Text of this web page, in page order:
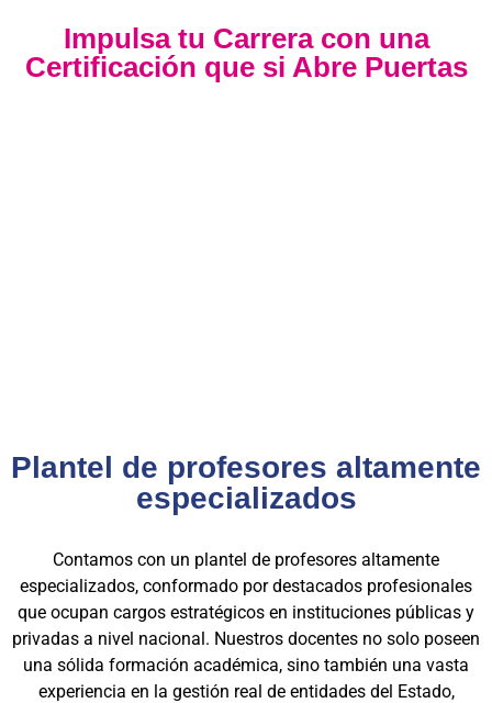
Impulsa tu Carrera con una
Certificación que si Abre Puertas
Plantel de profesores altamente
especializados
Contamos con un plantel de profesores altamente
especializados, conformado por destacados profesionales
que ocupan cargos estratégicos en instituciones públicas y
privadas a nivel nacional. Nuestros docentes no solo poseen
una sólida formación académica, sino también una vasta
experiencia en la gestión real de entidades del Estado,